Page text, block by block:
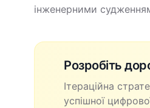
інженерними
Розробіть
Ітераційна
успішної